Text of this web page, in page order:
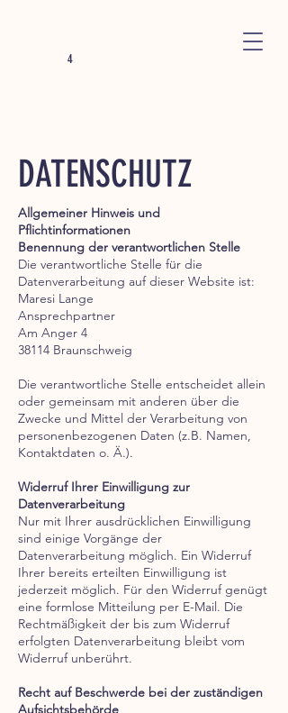
4
DATENSCHUTZ
Allgemeiner Hinweis und
Pflichtinformationen
Benennung der verantwortlichen Stelle
Die verantwortliche Stelle für die
Datenverarbeitung auf dieser Website ist:
Maresi Lange
Ansprechpartner
Am Anger 4
38114 Braunschweig
Die verantwortliche Stelle entscheidet allein
oder gemeinsam mit anderen über die
Zwecke und Mittel der Verarbeitung von
personenbezogenen Daten (z.B. Namen,
Kontaktdaten o. Ä.).
Widerruf Ihrer Einwilligung zur
Datenverarbeitung
Nur mit Ihrer ausdrücklichen Einwilligung
sind einige Vorgänge der
Datenverarbeitung möglich. Ein Widerruf
Ihrer bereits erteilten Einwilligung ist
jederzeit möglich. Für den Widerruf genügt
eine formlose Mitteilung per E-Mail. Die
Rechtmäßigkeit der bis zum Widerruf
erfolgten Datenverarbeitung bleibt vom
Widerruf unberührt.
Recht auf Beschwerde bei der zuständigen
Aufsichtsbehörde